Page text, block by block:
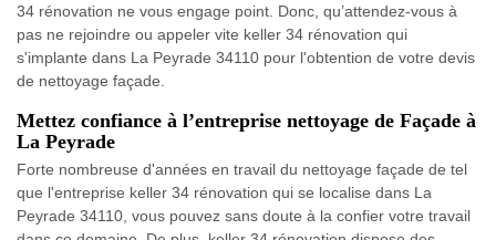
34 rénovation ne vous engage point. Donc, qu’attendez-vous à
pas ne rejoindre ou appeler vite keller 34 rénovation qui
s'implante dans La Peyrade 34110 pour l'obtention de votre devis
de nettoyage façade.
Mettez confiance à l’entreprise nettoyage de Façade à
La Peyrade
Forte nombreuse d'années en travail du nettoyage façade de tel
que l'entreprise keller 34 rénovation qui se localise dans La
Peyrade 34110, vous pouvez sans doute à la confier votre travail